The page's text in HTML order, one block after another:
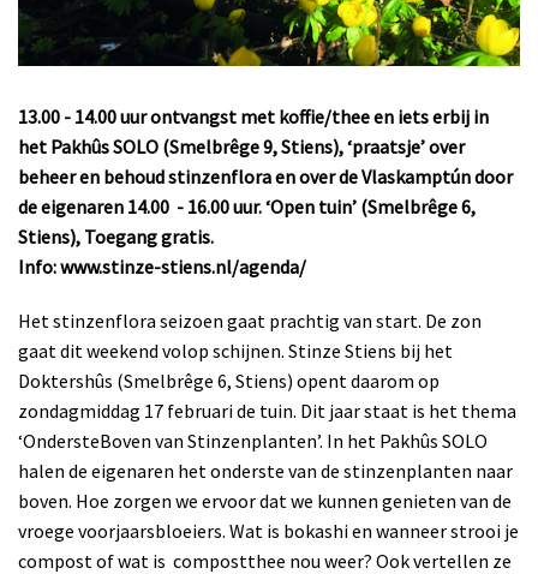
13.00 - 14.00 uur ontvangst met koffie/thee en iets erbij in
het Pakhûs SOLO (Smelbrêge 9, Stiens), ‘praatsje’ over
beheer en behoud stinzenflora en over de Vlaskamptún door
de eigenaren 14.00 - 16.00 uur. ‘Open tuin’ (Smelbrêge 6,
Stiens), Toegang gratis.
Info: www.stinze-stiens.nl/agenda/
Het stinzenflora seizoen gaat prachtig van start. De zon
gaat dit weekend volop schijnen. Stinze Stiens bij het
Doktershûs (Smelbrêge 6, Stiens) opent daarom op
zondagmiddag 17 februari de tuin. Dit jaar staat is het thema
‘OndersteBoven van Stinzenplanten’. In het Pakhûs SOLO
halen de eigenaren het onderste van de stinzenplanten naar
boven. Hoe zorgen we ervoor dat we kunnen genieten van de
vroege voorjaarsbloeiers. Wat is bokashi en wanneer strooi je
compost of wat is compostthee nou weer? Ook vertellen ze